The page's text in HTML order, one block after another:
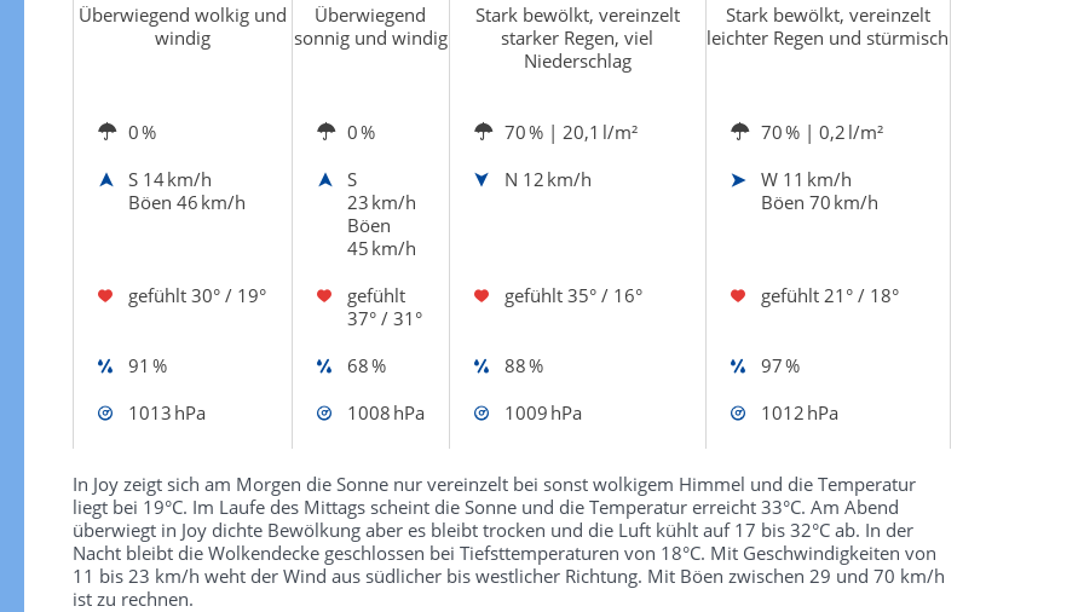
Überwiegend wolkig und
windig
Überwiegend
sonnig und windig
Stark bewölkt, vereinzelt
starker Regen, viel
Niederschlag
Stark bewölkt, vereinzelt
leichter Regen und stürmisch
0 % 0 % 70 % | 20,1 l/m² 70 % | 0,2 l/m²
S 14 km/h
Böen 46 km/h
S
23 km/h
Böen
45 km/h
N 12 km/h W 11 km/h
Böen 70 km/h
gefühlt 30° / 19°
gefühlt
37° / 31°
gefühlt 35° / 16° gefühlt 21° / 18°
91 % 68 % 88 %
97 %
1013 hPa
1008 hPa 1009 hPa 1012 hPa
In Joy zeigt sich am Morgen die Sonne nur vereinzelt bei sonst wolkigem Himmel und die Temperatur
liegt bei 19°C. Im Laufe des Mittags scheint die Sonne und die Temperatur erreicht 33°C. Am Abend
überwiegt in Joy dichte Bewölkung aber es bleibt trocken und die Luft kühlt auf 17 bis 32°C ab. In der
Nacht bleibt die Wolkendecke geschlossen bei Tiefsttemperaturen von 18°C. Mit Geschwindigkeiten von
11 bis 23 km/h weht der Wind aus südlicher bis westlicher Richtung. Mit Böen zwischen 29 und 70 km/h
ist zu rechnen.